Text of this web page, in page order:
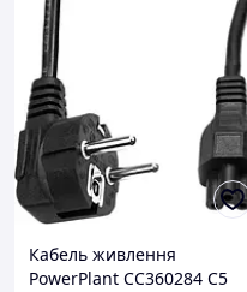
Кабель живлення
PowerPlant CC360284 C5